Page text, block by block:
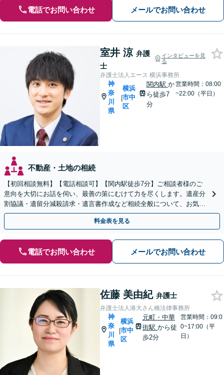
電話でお問い合わせ メールでお問い合わせ
室井 涼 弁護
士
インタビューを見
る
弁護士法人エース 横浜事務所
神
奈
川
県
|
横浜
市中
区
関内駅 か
ら徒歩7
分
営業時間：08:00
~22:00（平日）
不動産・土地の相続
【初回相談無料】【電話相談可】【関内駅徒歩7分】ご相談者様のご
意向を大切にお話を伺い、最善の策にむけて力を尽くします。遺産分
割協議・遺留分減殺請求・遺言書作成など相続全般について、お気軽
にご相談ください。
料金表を見る
電話でお問い合わせ メールでお問い合わせ
佐藤 美由紀 弁護士
弁護士法人港大さん橋法律事務所
神
奈
川
県
|
横浜
市中
区
元町・中華
街駅 から徒
歩2分
営業時間：09:0
0~17:00（平
日）